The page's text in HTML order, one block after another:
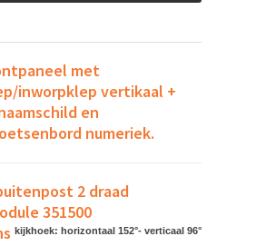
met
inworpklep vertikaal +
en
numeriek.
2 draad
351500
kijkhoek: horizontaal 152°- verticaal 96°